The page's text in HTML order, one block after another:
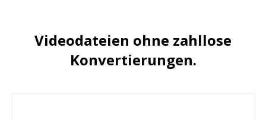
Videodateien ohne zahllose
Konvertierungen.